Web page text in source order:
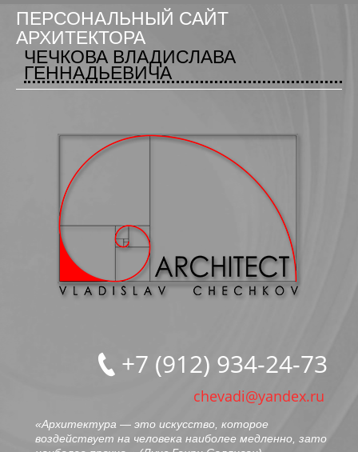
ПЕРСОНАЛЬНЫЙ САЙТ
АРХИТЕКТОРА
ЧЕЧКОВА ВЛАДИСЛАВА
ГЕННАДЬЕВИЧА
+7 (912) 934-24-73
chevadi@yandex.ru
«Архитектура — это искусство, которое
воздействует на человека наиболее медленно, зато